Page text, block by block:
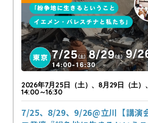
2026年7月25日（土）、8月29日（土）
14:00～16:30
7/25、8/29、9/26@立川【講演